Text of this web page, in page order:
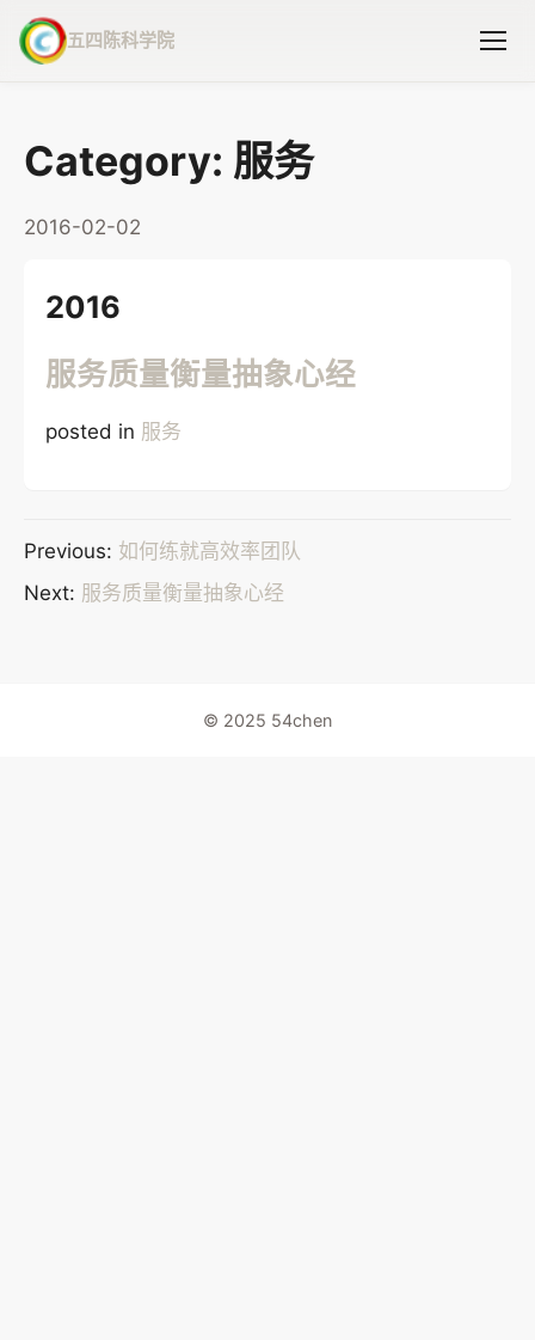
五四陈科学院
Category: 服务
2016-02-02
2016
服务质量衡量抽象心经
posted in 服务
Previous: 如何练就高效率团队
Next: 服务质量衡量抽象心经
© 2025 54chen